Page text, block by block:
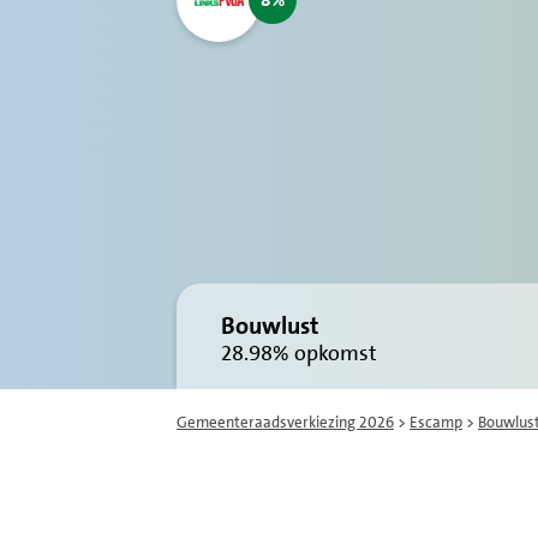
Bouwlust
28.98% opkomst
Gemeenteraadsverkiezing 2026 > Escamp >